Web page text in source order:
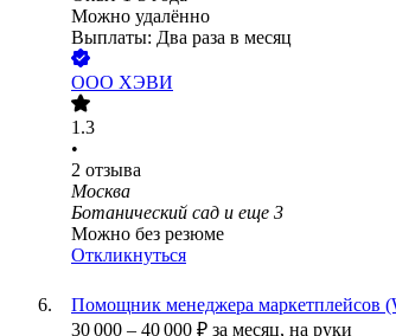
Можно удалённо
Выплаты: Два раза в месяц
ООО ХЭВИ
1.3
•
2 отзыва
Москва
Ботанический сад и еще 3
Можно без резюме
Откликнуться
Помощник менеджера маркетплейсов
30 000 – 40 000 ₽ за месяц, на руки